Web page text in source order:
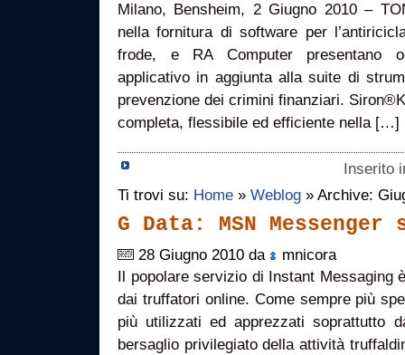
Milano, Bensheim, 2 Giugno 2010 –
nella fornitura di software per
frode, e RA Computer presentano
applicativo in aggiunta alla suite di
prevenzione dei crimini finanziari.
completa, flessibile ed efficiente nella […]
Inserito
Ti trovi su: Home » Weblog » Archive:
G Data: MSN
28 Giugno 2010 da
mnicora
Il popolare servizio di Instant Messaging
dai truffatori online. Come sempre più
più utilizzati ed apprezzati soprattutto
bersaglio privilegiato della attività